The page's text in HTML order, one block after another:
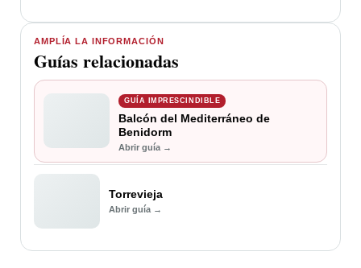
AMPLÍA LA INFORMACIÓN
Guías relacionadas
GUÍA IMPRESCINDIBLE
Balcón del Mediterráneo de
Benidorm
Abrir guía →
Torrevieja
Abrir guía →